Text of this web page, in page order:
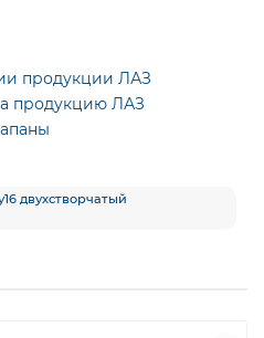
продукции ЛАЗ
продукцию ЛАЗ
двухстворчатый